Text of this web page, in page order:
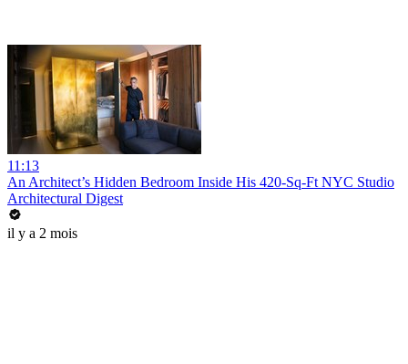
11:13
An Architect’s Hidden Bedroom Inside His 420-Sq-Ft NYC Studio
Architectural Digest
il y a 2 mois